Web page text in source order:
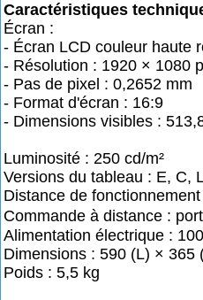
Caractéristiques
Écran :
- Écran LCD couleur haute
- Résolution : 1920 × 1080
- Pas de pixel : 0,2652 mm
- Format d'écran : 16:9
- Dimensions visibles :
Luminosité : 250 cd/m²
Versions du tableau : E, C,
Distance de
Commande à distance :
Alimentation électrique :
Dimensions : 590 (L) × 365
Poids : 5,5 kg